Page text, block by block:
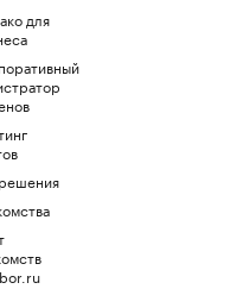
для